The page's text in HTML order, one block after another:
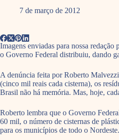
7 de março de 2012
Imagens enviadas para nossa
o Governo Federal distribuiu, dando
A denúncia feita por Roberto
(cinco mil reais cada cisterna), os
Brasil não há memória. Mas, hoje,
Roberto lembra que o Governo
60 mil, o número de cisternas de
para os municípios de todo o Nordeste.